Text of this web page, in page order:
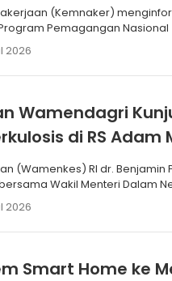
(Kemnaker)
Pemagangan
2026
Wamendagri
di RS Adam
(Wamenkes) RI dr. Benjamin
bersama Wakil Menteri Dalam
2026
Smart Home ke